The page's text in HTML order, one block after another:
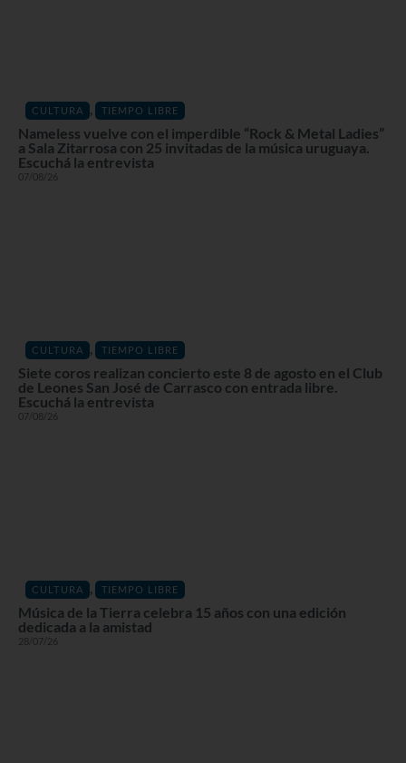
CULTURA , TIEMPO LIBRE
Nameless vuelve con el imperdible “Rock & Metal Ladies”
a Sala Zitarrosa con 25 invitadas de la música uruguaya.
Escuchá la entrevista
07/08/26
CULTURA , TIEMPO LIBRE
Siete coros realizan concierto este 8 de agosto en el Club
de Leones San José de Carrasco con entrada libre.
Escuchá la entrevista
07/08/26
CULTURA , TIEMPO LIBRE
Música de la Tierra celebra 15 años con una edición
dedicada a la amistad
28/07/26